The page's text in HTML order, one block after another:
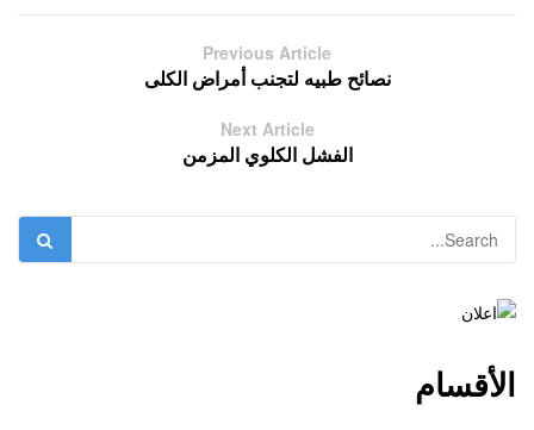
Previous Article
نصائح طبيه لتجنب أمراض الكلى
Next Article
الفشل الكلوي المزمن
الأقسام